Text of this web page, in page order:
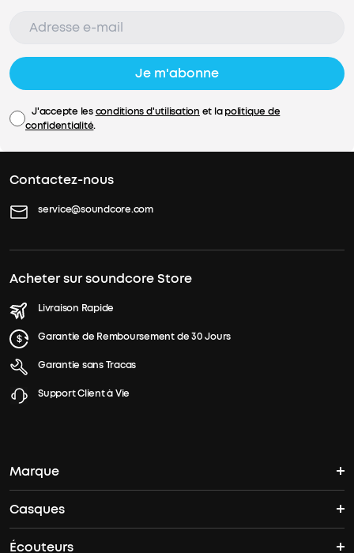
Je m'abonne
J'accepte lesconditions d'utilisation et lapolitique de
confidentialité.
Contactez-nous
service@soundcore.com
Acheter sur soundcore Store
Livraison Rapide
Garantie de Remboursement de 30 Jours
Garantie sans Tracas
Support Client à Vie
Marque
L'histoire de soundcore
Où acheter
Casques
Casques Bluetooth
Écouteurs